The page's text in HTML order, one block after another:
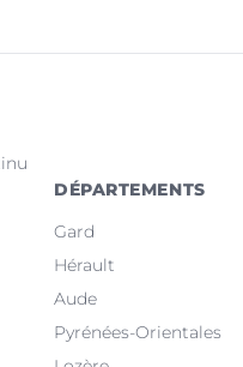
DÉPARTEMENTS
Gard
Hérault
Aude
Pyrénées-Orientales